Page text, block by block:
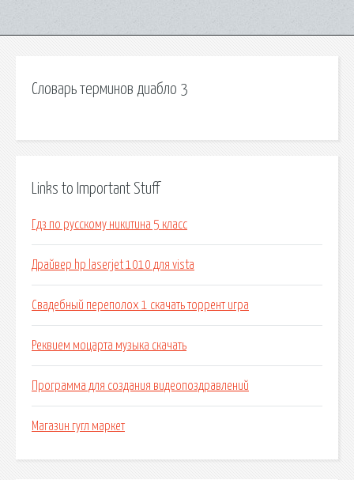
Словарь терминов диабло 3
Links to Important Stuff
Гдз по русскому никитина 5 класс
Драйвер hp laserjet 1010 для vista
Свадебный переполох 1 скачать торрент игра
Реквием моцарта музыка скачать
Программа для создания видеопоздравлений
Магазин гугл маркет